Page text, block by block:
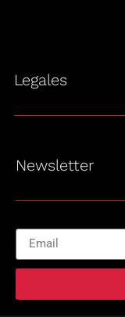
Legales
Newsletter